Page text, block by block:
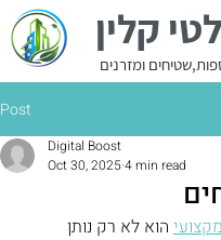
קלין
ומזרנים
Post
Digital Boost
Oct 30, 20254 min read
הוא לא רק נותן